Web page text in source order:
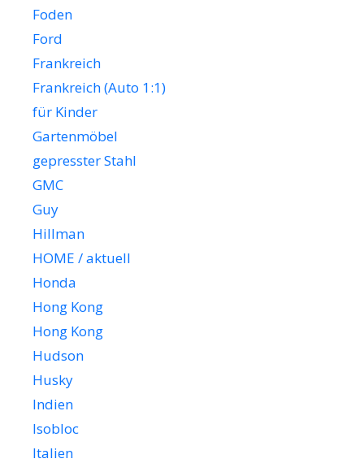
Foden
Ford
Frankreich
Frankreich (Auto 1:1)
für Kinder
Gartenmöbel
gepresster Stahl
GMC
Guy
Hillman
HOME / aktuell
Honda
Hong Kong
Hong Kong
Hudson
Husky
Indien
Isobloc
Italien